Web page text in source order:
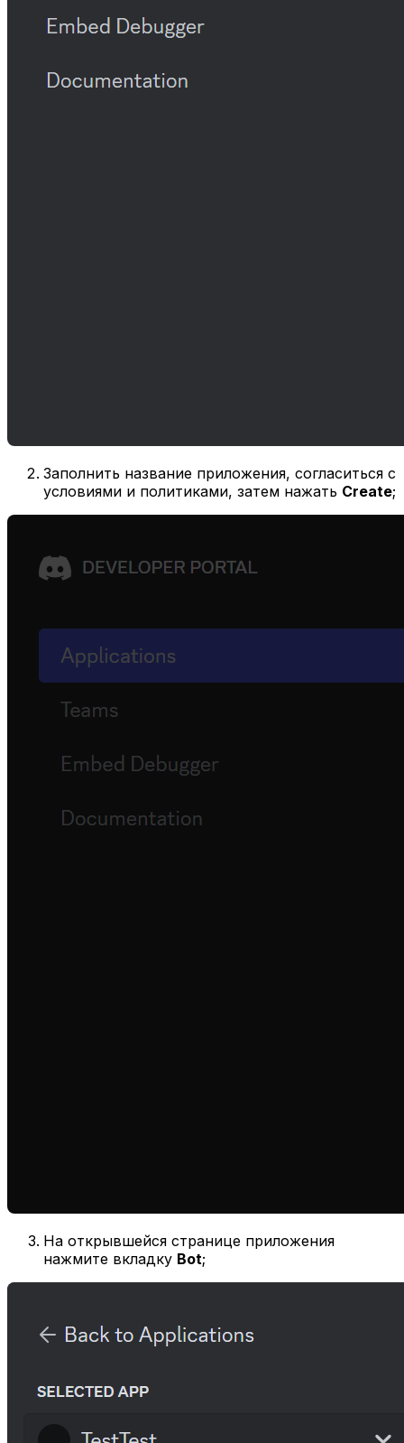
Заполнить название приложения, согласиться с
условиями и политиками, затем нажать Create;
На открывшейся странице приложения
нажмите вкладку Bot;